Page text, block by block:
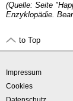
(Quelle: Seite
Enzyklopädie.
to Top
Impressum
Cookies